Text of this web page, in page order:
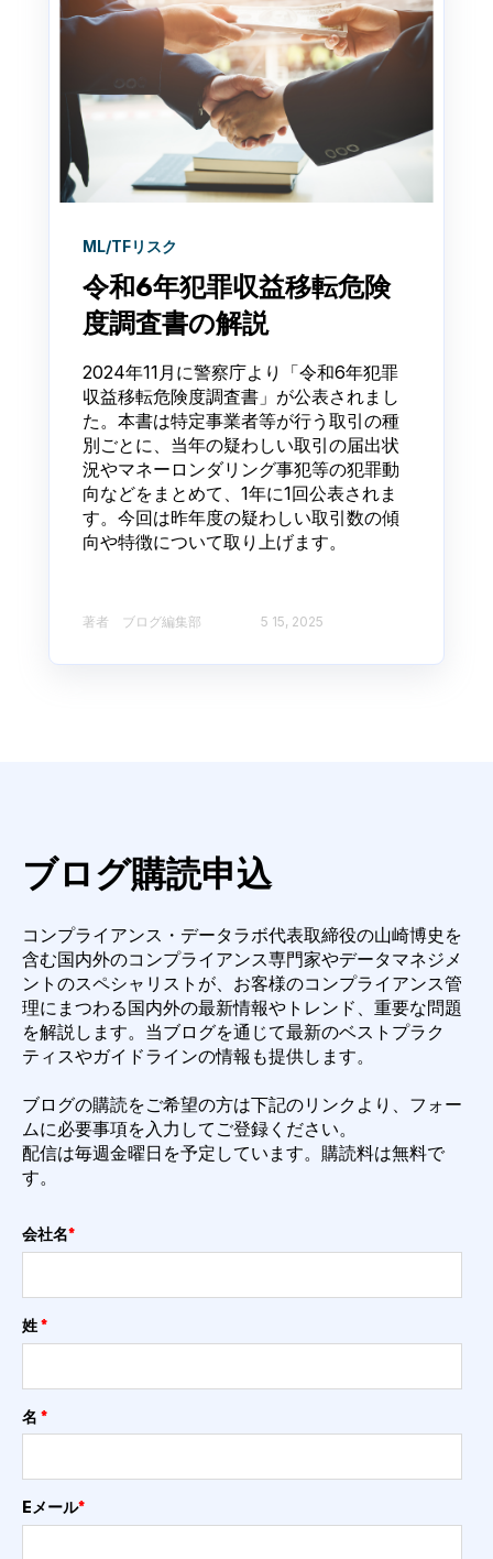
ML/TFリスク
令和6年犯罪収益移転危険
度調査書の解説
2024年11月に警察庁より「令和6年犯罪
収益移転危険度調査書」が公表されまし
た。本書は特定事業者等が行う取引の種
別ごとに、当年の疑わしい取引の届出状
況やマネーロンダリング事犯等の犯罪動
向などをまとめて、1年に1回公表されま
す。今回は昨年度の疑わしい取引数の傾
向や特徴について取り上げます。
著者 ブログ編集部​ 5 15, 2025
ブログ購読申込
コンプライアンス・データラボ代表取締役の山崎博史を
含む国内外のコンプライアンス専門家やデータマネジメ
ントのスペシャリストが、お客様のコンプライアンス管
理にまつわる国内外の最新情報やトレンド、重要な問題
を解説します。 当ブログを通じて最新のベストプラク
ティスやガイドラインの情報も提供します。
ブログの購読をご希望の方は下記のリンクより、フォー
ムに必要事項を入力してご登録くださ い。
配信は毎週金曜日を予定しています。購読料は無料で
す。
会社名*
姓*
名 *
Eメール*